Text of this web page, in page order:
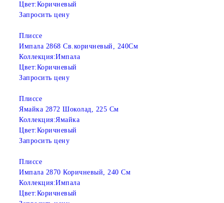
Цвет:Коричневый
Запросить цену
Плиссе
Импала 2868 Св.коричневый, 240См
Коллекция:Импала
Цвет:Коричневый
Запросить цену
Плиссе
Ямайка 2872 Шоколад, 225 См
Коллекция:Ямайка
Цвет:Коричневый
Запросить цену
Плиссе
Импала 2870 Коричневый, 240 См
Коллекция:Импала
Цвет:Коричневый